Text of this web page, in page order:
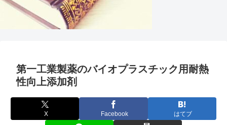
第一工業製薬のバイオプラスチック用耐熱
性向上添加剤
X Facebook はてブ